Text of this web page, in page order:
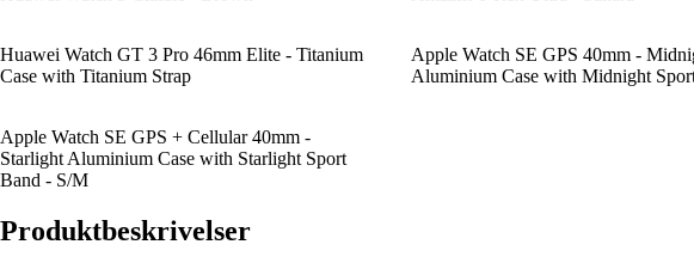
Huawei Watch GT 3 Pro 46mm Elite - Titanium
Case with Titanium Strap
Apple Watch SE GPS 40mm -
Aluminium Case with Midnight
Apple Watch SE GPS + Cellular 40mm -
Starlight Aluminium Case with Starlight Sport
Band - S/M
Produktbeskrivelser